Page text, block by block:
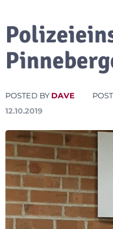
POSTED BY DAVE
12.10.2019